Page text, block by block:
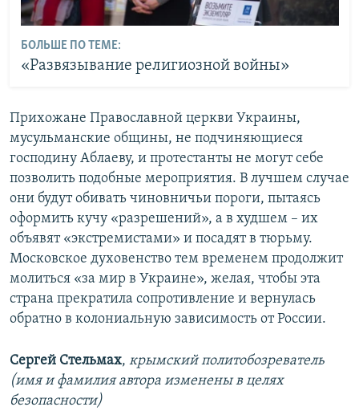
БОЛЬШЕ ПО ТЕМЕ:
«Развязывание религиозной войны»
Прихожане Православной церкви Украины,
мусульманские общины, не подчиняющиеся
господину Аблаеву, и протестанты не могут себе
позволить подобные мероприятия. В лучшем случае
они будут обивать чиновничьи пороги, пытаясь
оформить кучу «разрешений», а в худшем – их
объявят «экстремистами» и посадят в тюрьму.
Московское духовенство тем временем продолжит
молиться «за мир в Украине», желая, чтобы эта
страна прекратила сопротивление и вернулась
обратно в колониальную зависимость от России.
Сергей Стельмах, крымский политобозреватель
(имя и фамилия автора изменены в целях
безопасности)